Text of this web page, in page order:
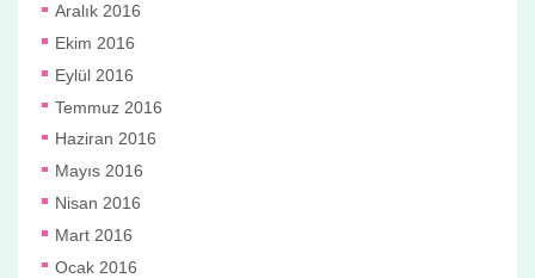
Aralık 2016
Ekim 2016
Eylül 2016
Temmuz 2016
Haziran 2016
Mayıs 2016
Nisan 2016
Mart 2016
Ocak 2016